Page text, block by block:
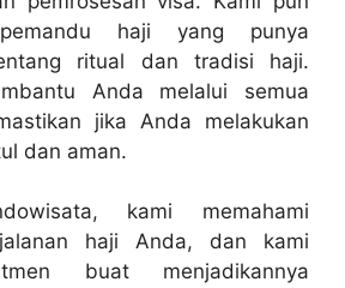
pemandu haji yang punya
ritual dan tradisi haji.
Anda melalui semua
jika Anda melakukan
dan aman.
kami memahami
haji Anda, dan kami
buat menjadikannya